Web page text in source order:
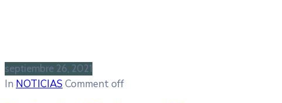
septiembre 26, 2021
In NOTICIAS Comment off